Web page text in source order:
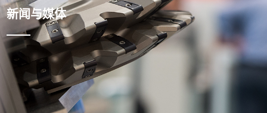
新闻与媒体